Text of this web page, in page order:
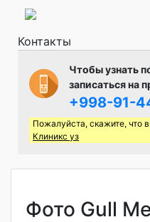
Контакты
Чтобы узнать
записаться на
+998-91-
Пожалуйста, скажите, что
Клиникс уз
Фото Gull